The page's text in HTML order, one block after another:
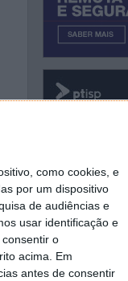
como cookies, e
por um dispositivo
de audiências e
usar identificação e
o
acima. Em
antes de consentir